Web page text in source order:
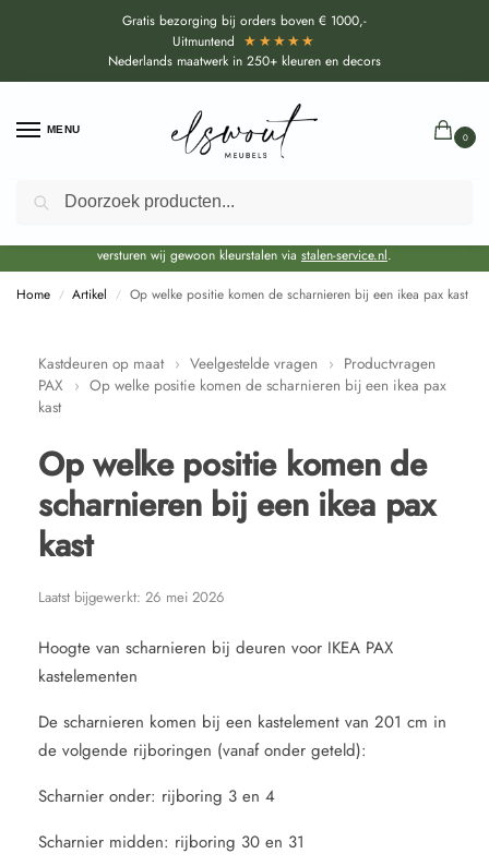
Gratis bezorging bij orders boven € 1000,-
Uitmuntend ★★★★★
Nederlands maatwerk in 250+ kleuren en decors
MENU
0
Door de bouwvakperiode geldt voor alle collecties momenteel een EXTRA
levertijd van circa 3-4 weken bovenop de reguliere levertijd.
versturen wij gewoon kleurstalen via stalen-service.nl.
Home / Artikel / Op welke positie komen de scharnieren bij een ikea pax kast
Kastdeuren op maat › Veelgestelde vragen › Productvragen
PAX › Op welke positie komen de scharnieren bij een ikea pax
kast
Op welke positie komen de
scharnieren bij een ikea pax
kast
Laatst bijgewerkt: 26 mei 2026
Hoogte van scharnieren bij deuren voor IKEA PAX
kastelementen
De scharnieren komen bij een kastelement van 201 cm in
de volgende rijboringen (vanaf onder geteld):
Scharnier onder: rijboring 3 en 4
Scharnier midden: rijboring 30 en 31